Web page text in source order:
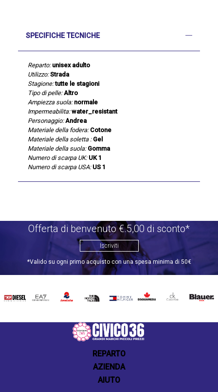
SPECIFICHE TECNICHE
Reparto: unisex adulto
Utilizzo: Strada
Stagione: tutte le stagioni
Tipo di pelle: Altro
Ampiezza suola: normale
Impermeabilita: water_resistant
Personaggio: Andrea
Materiale della fodera: Cotone
Materiale della soletta : Gel
Materiale della suola: Gomma
Numero di scarpa UK: UK 1
Numero di scarpa USA: US 1
Offerta di benvenuto €.5,00 di sconto*
Iscriviti
*Valido su ogni primo acquisto con una spesa minima di 50€
DIESEL EA7 INVICTATHE
TOMMY
DSQUARED2
CALVIN BLAUER
REPARTO
AZIENDA
AIUTO